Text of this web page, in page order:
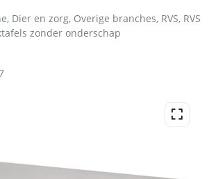
, Dier en zorg, Overige branches, RVS, RVS
zonder onderschap